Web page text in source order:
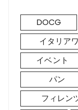
DOCG
イタリア
イベント
パン
フィレン